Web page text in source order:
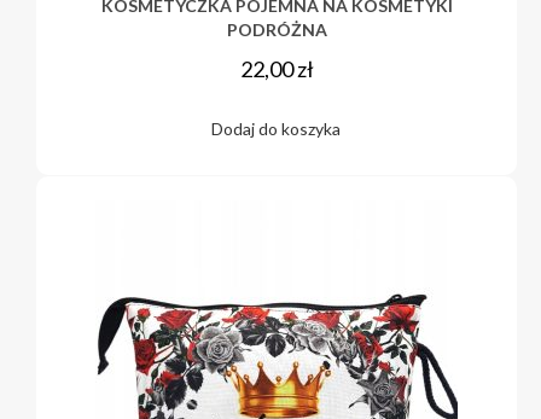
KOSMETYCZKA POJEMNA NA KOSMETYKI
PODRÓŻNA
22,00zł
Dodaj do koszyka